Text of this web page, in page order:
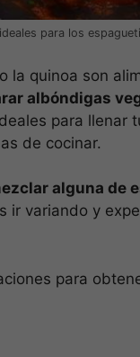
para los
la quinoa son
albóndigas
para llenar
de cocinar.
alguna de
ir variando y
para